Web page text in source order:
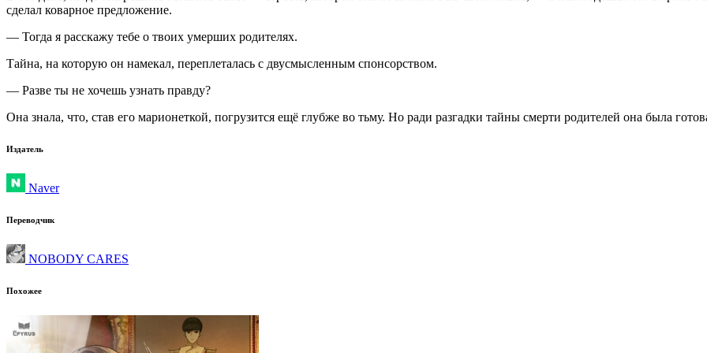
сделал коварное предложение.
— Тогда я расскажу тебе о твоих умерших родителях.
Тайна, на которую он намекал, переплеталась с двусмысленным спонсорством.
— Разве ты не хочешь узнать правду?
Она знала, что, став его марионеткой, погрузится ещё глубже во тьму. Но ради разгадки тайны смерти родителей она была
Издатель
Naver
Переводчик
NOBODY CARES
Похожее